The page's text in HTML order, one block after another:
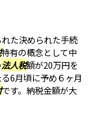
た決められた手続
特有の概念として中
法人税額が20万円を
6月頃に予め６ヶ月
です。納税金額が大